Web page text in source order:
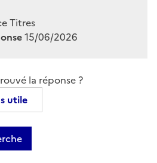
Titres
15/06/2026
la réponse ?
utile